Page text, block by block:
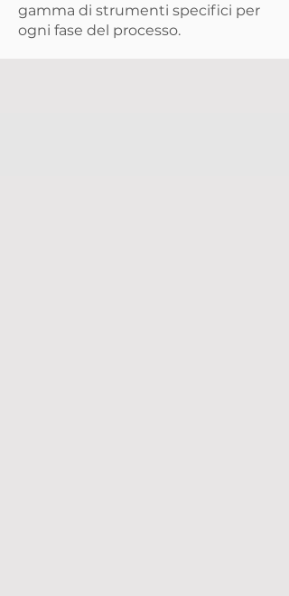
gamma di strumenti specifici per
ogni fase del processo.